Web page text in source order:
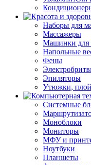
Наборы для
Массажеры
Машинки для
Напольные
Фены
Эпиляторы
Утюжки,
Системные
Моноблоки
Мониторы
МФУ и
Ноутбуки
Планшеты